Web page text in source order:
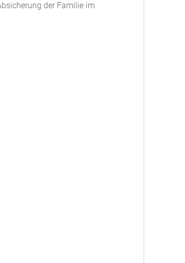
der Familie im